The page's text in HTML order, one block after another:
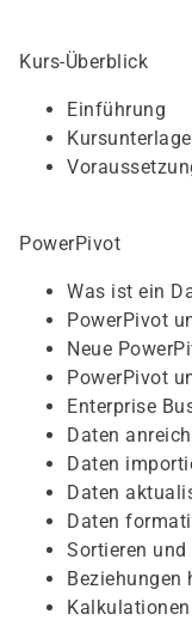
Kurs-Überblick
Einführung
PowerPivot
Was ist ein
PowerPivot
Neue
PowerPivot
Enterprise
Daten
Daten
Daten
Daten
Sortieren
Beziehungen
Kalkulationen